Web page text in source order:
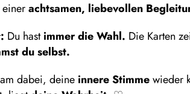
achtsamen, liebevollen
Du hastimmer die Wahl. Die Karten
du selbst.
dabei, deine innere Stimmewieder